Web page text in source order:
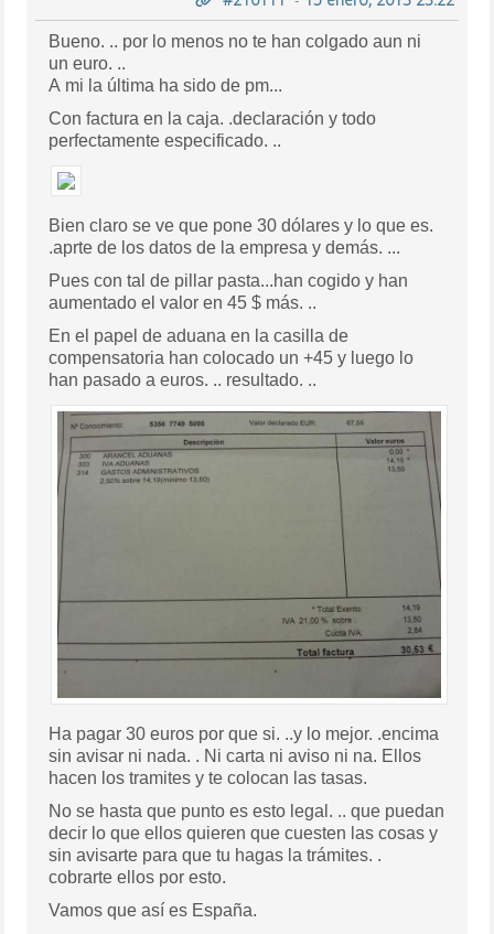
Bueno. .. por lo menos no te han colgado aun ni
un euro. ..
A mi la última ha sido de pm...
Con factura en la caja. .declaración y todo
perfectamente especificado. ..
Bien claro se ve que pone 30 dólares y lo que es.
.aprte de los datos de la empresa y demás. ...
Pues con tal de pillar pasta...han cogido y han
aumentado el valor en 45 $ más. ..
En el papel de aduana en la casilla de
compensatoria han colocado un +45 y luego lo
han pasado a euros. .. resultado. ..
Ha pagar 30 euros por que si. ..y lo mejor. .encima
sin avisar ni nada. . Ni carta ni aviso ni na. Ellos
hacen los tramites y te colocan las tasas.
No se hasta que punto es esto legal. .. que puedan
decir lo que ellos quieren que cuesten las cosas y
sin avisarte para que tu hagas la trámites. .
cobrarte ellos por esto.
Vamos que así es España.